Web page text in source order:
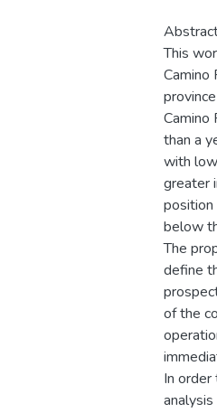
This
Camino
Camino
than a
with
greater
position
below
The
define
of the
In